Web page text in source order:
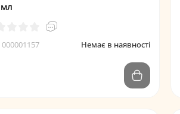
Немає в наявності